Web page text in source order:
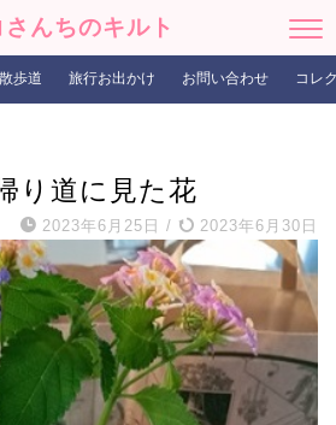
さんちのキルト
散歩道 旅行お出かけ お問い合わせ コレ
り道に見た花
2023年6月25日 / 2023年6月30日